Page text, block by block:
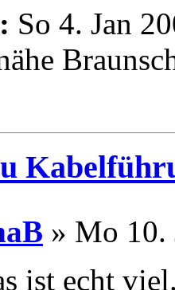
So 4. Jan
» Mo 10.
ist echt